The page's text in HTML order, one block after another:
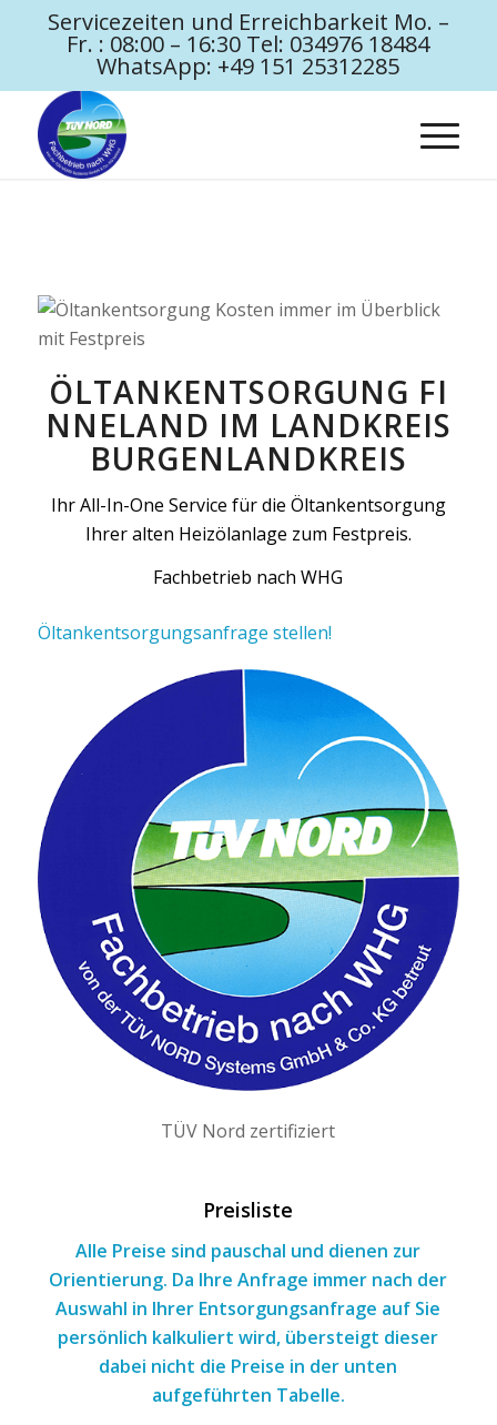
Servicezeiten und Erreichbarkeit Mo. –
Fr. : 08:00 – 16:30 Tel: 034976 18484
WhatsApp: +49 151 25312285
ÖLTANKENTSORGUNG FI
NNELAND IM LANDKREIS
BURGENLANDKREIS
Ihr All-In-One Service für die Öltankentsorgung
Ihrer alten Heizölanlage zum Festpreis.
Fachbetrieb nach WHG
Öltankentsorgungsanfrage stellen!
TÜV Nord zertifiziert
Preisliste
Alle Preise sind pauschal und dienen zur
Orientierung. Da Ihre Anfrage immer nach der
Auswahl in Ihrer Entsorgungsanfrage auf Sie
persönlich kalkuliert wird, übersteigt dieser
dabei nicht die Preise in der unten
aufgeführten Tabelle.